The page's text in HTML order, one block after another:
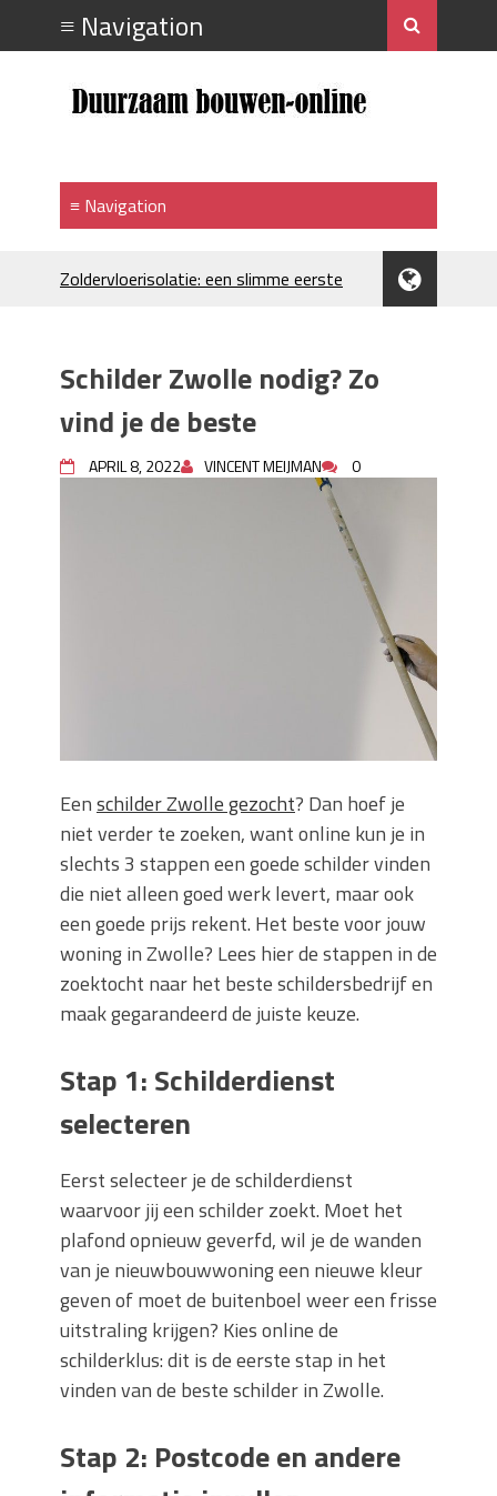
Zoldervloerisolatie: een slimme eerste
Je huis koelen: alles behalve duur
Hoe draagt je inrichting bij aan je
merkimago?
Houtpellets als duurzame
natuurlijke oplossingen
Schilder Zwolle nodig? Zo
vind je de beste
APRIL 8, 2022 VINCENT MEIJMAN 0
Eenschilder Zwolle gezocht? Dan hoef je
niet verder te zoeken, want online kun je in
slechts 3 stappen een goede schilder vinden
die niet alleen goed werk levert, maar ook
een goede prijs rekent. Het beste voor jouw
woning in Zwolle? Lees hier de stappen in de
zoektocht naar het beste schildersbedrijf en
maak gegarandeerd de juiste keuze.
Stap 1: Schilderdienst
selecteren
Eerst selecteer je de schilderdienst
waarvoor jij een schilder zoekt. Moet het
plafond opnieuw geverfd, wil je de wanden
van je nieuwbouwwoning een nieuwe kleur
geven of moet de buitenboel weer een frisse
uitstraling krijgen? Kies online de
schilderklus: dit is de eerste stap in het
vinden van de beste schilder in Zwolle.
Stap 2: Postcode en andere